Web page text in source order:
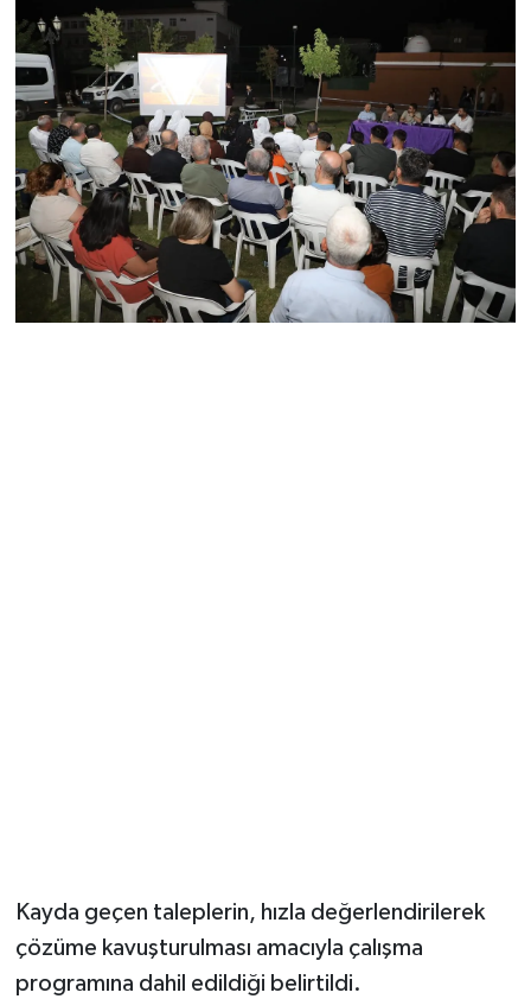
Kayda geçen taleplerin, hızla değerlendirilerek
çözüme kavuşturulması amacıyla çalışma
programına dahil edildiği belirtildi.